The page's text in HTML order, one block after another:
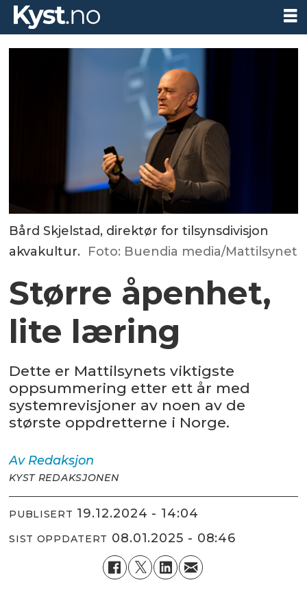
Bård Skjelstad, direktør for tilsynsdivisjon
akvakultur. Foto: Buendia media/Mattilsynet
Større åpenhet,
lite læring
Dette er Mattilsynets viktigste
oppsummering etter ett år med
systemrevisjoner av noen av de
største oppdretterne i Norge.
Av Redaksjon
KYST REDAKSJONEN
PUBLISERT 19.12.2024 - 14:04
SIST OPPDATERT 08.01.2025 - 08:46